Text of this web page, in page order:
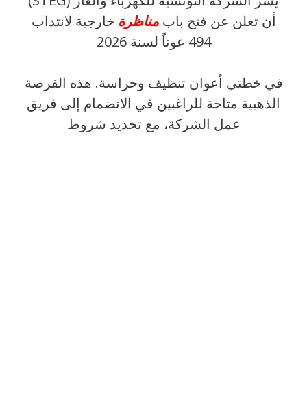
أن تعلن عن فتح بابمناظرة خارجية لانتداب
494 عوناً لسنة 2026
في خطتي أعوان تنظيف وحراسة. هذه الفرصة
الذهبية متاحة للراغبين في الانضمام إلى فريق
عمل الشركة، مع تحديد شروط